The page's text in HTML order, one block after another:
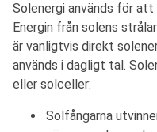
Solenergi används för att
Energin från solens
är vanligtvis direkt
används i dagligt tal.
eller solceller:
Solfångarna